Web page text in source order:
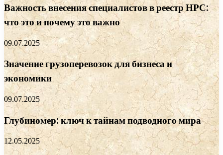
Важность внесения специалистов в реестр НРС:
что это и почему это важно
09.07.2025
Значение грузоперевозок для бизнеса и
экономики
09.07.2025
Глубиномер: ключ к тайнам подводного мира
12.05.2025